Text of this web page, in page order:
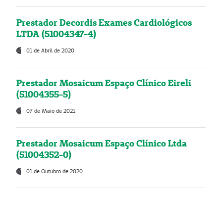
Prestador Decordis Exames Cardiológicos
LTDA (51004347-4)
01 de Abril de 2020
Prestador Mosaicum Espaço Clínico Eireli
(51004355-5)
07 de Maio de 2021
Prestador Mosaicum Espaço Clínico Ltda
(51004352-0)
01 de Outubro de 2020